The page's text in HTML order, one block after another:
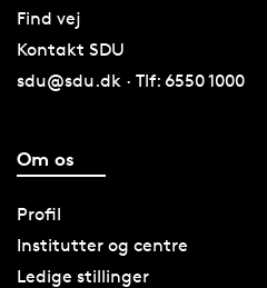
Find vej
Kontakt SDU
sdu@sdu.dk · Tlf: 6550 1000
Om os
Profil
Institutter og centre
Ledige stillinger